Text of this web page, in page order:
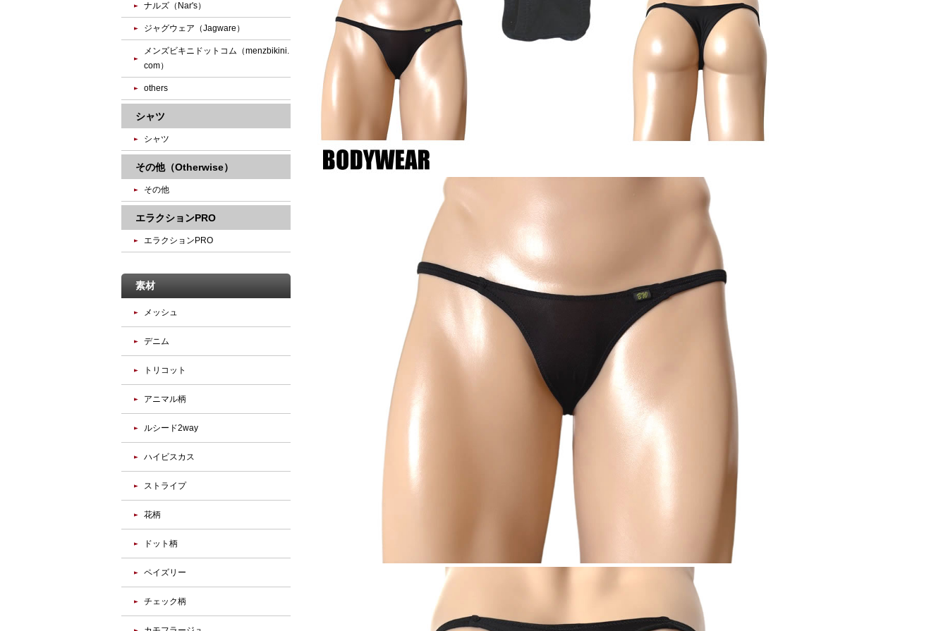
ナルズ（Nar's）
ジャグウェア（Jagware）
メンズビキニドットコム（menzbikini.
com）
others
シャツ
シャツ
その他（Otherwise）
その他
エラクションPRO
エラクションPRO
素材
メッシュ
デニム
トリコット
アニマル柄
ルシード2way
ハイビスカス
ストライプ
花柄
ドット柄
ペイズリー
チェック柄